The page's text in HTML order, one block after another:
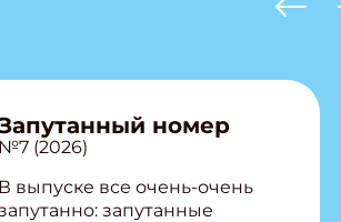
номер
№7 (2026)
В выпуске все очень-очень
запутанные